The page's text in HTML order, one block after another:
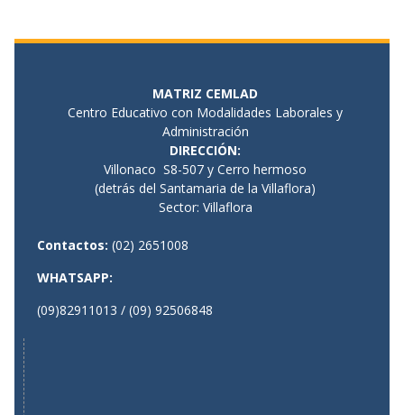
MATRIZ CEMLAD
Centro Educativo con Modalidades Laborales y
Administración
DIRECCIÓN:
Villonaco S8-507 y Cerro hermoso
(detrás del Santamaria de la Villaflora)
Sector: Villaflora
Contactos: (02) 2651008
WHATSAPP:
(09)82911013 / (09) 92506848